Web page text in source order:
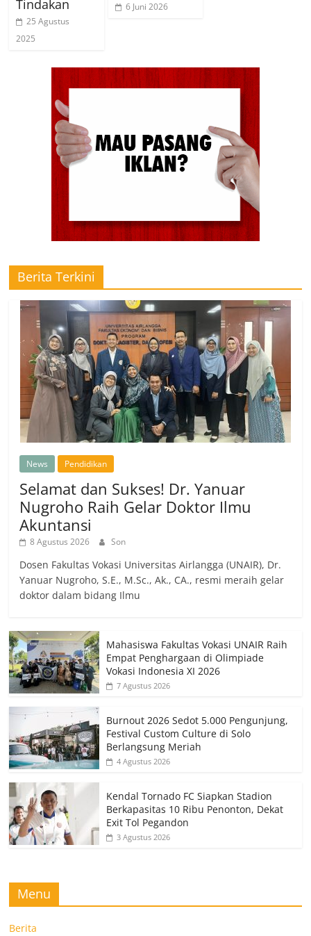
Tindakan
25 Agustus
2025
6 Juni 2026
Berita Terkini
News Pendidikan
Selamat dan Sukses! Dr. Yanuar
Nugroho Raih Gelar Doktor Ilmu
Akuntansi
8 Agustus 2026 Son
Dosen Fakultas Vokasi Universitas Airlangga (UNAIR), Dr.
Yanuar Nugroho, S.E., M.Sc., Ak., CA., resmi meraih gelar
doktor dalam bidang Ilmu
Mahasiswa Fakultas Vokasi UNAIR Raih
Empat Penghargaan di Olimpiade
Vokasi Indonesia XI 2026
7 Agustus 2026
Burnout 2026 Sedot 5.000 Pengunjung,
Festival Custom Culture di Solo
Berlangsung Meriah
4 Agustus 2026
Kendal Tornado FC Siapkan Stadion
Berkapasitas 10 Ribu Penonton, Dekat
Exit Tol Pegandon
3 Agustus 2026
Menu
Berita